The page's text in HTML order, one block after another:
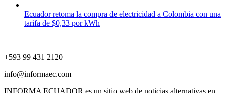
Ecuador retoma la compra de electricidad a Colombia con una
tarifa de $0,33 por kWh
+593 99 431 2120
info@informaec.com
INFORMA ECUADOR es un sitio web de noticias alternativas en